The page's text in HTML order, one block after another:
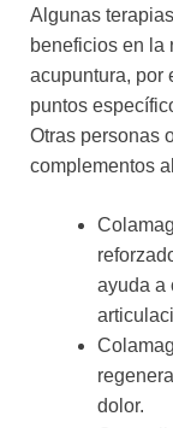
Algunas
beneficios en la
acupuntura, por
puntos
Otras personas
complementos
ayuda a
dolor.